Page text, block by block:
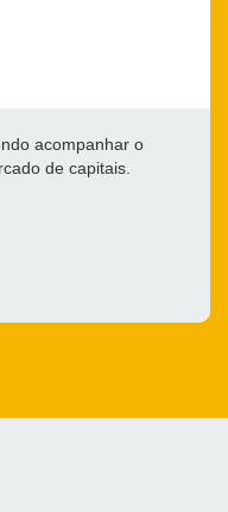
acompanhar o
de capitais.